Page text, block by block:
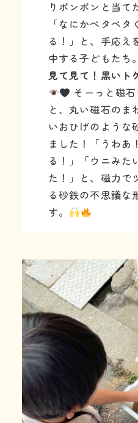
りポンポンと当て
「なにかペタペ
る！」と、手応え
中する子どもたち。
見て見て！黒いト
そーっと磁
と、丸い磁石のま
いおひげのような
ました！「うわあ
る！」「ウニみた
た！」と、磁力で
る砂鉄の不思議な
す。